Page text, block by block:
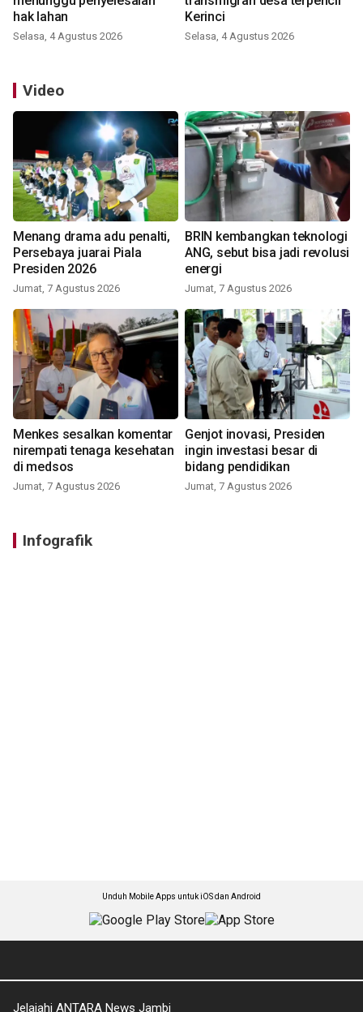
hak lahan
Selasa, 4 Agustus 2026
Kerinci
Selasa, 4 Agustus 2026
Video
Menang drama adu penalti,
Persebaya juarai Piala
Presiden 2026
Jumat, 7 Agustus 2026
BRIN kembangkan teknologi
ANG, sebut bisa jadi revolusi
energi
Jumat, 7 Agustus 2026
Menkes sesalkan komentar
nirempati tenaga kesehatan
di medsos
Jumat, 7 Agustus 2026
Genjot inovasi, Presiden
ingin investasi besar di
bidang pendidikan
Jumat, 7 Agustus 2026
Infografik
Unduh Mobile Apps untuk iOS dan Android
Jelajahi ANTARA News Jambi